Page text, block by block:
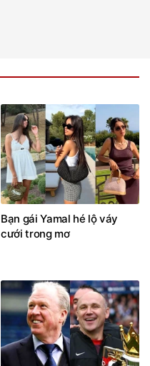
Bạn gái Yamal hé lộ váy
cưới trong mơ